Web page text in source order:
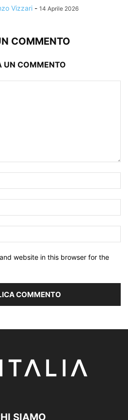
Vizzari - 14 Aprile 2026
COMMENTO
UN COMMENTO
website in this browser for the
SIAMO